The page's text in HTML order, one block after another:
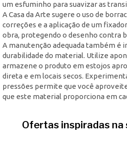
um esfuminho para suavizar as
A Casa da Arte sugere o uso de
correções e a aplicação de um
obra, protegendo o desenho contra
A manutenção adequada também é
durabilidade do material. Utilize
armazene o produto em estojos
direta e em locais secos.
pressões permite que você
que este material proporciona em
Ofertas inspiradas na